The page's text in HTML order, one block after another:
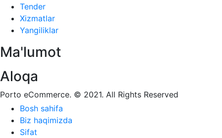
Tender
Xizmatlar
Yangiliklar
Ma'lumot
Aloqa
Porto eCommerce. © 2021. All Rights Reserved
Bosh sahifa
Biz haqimizda
Sifat